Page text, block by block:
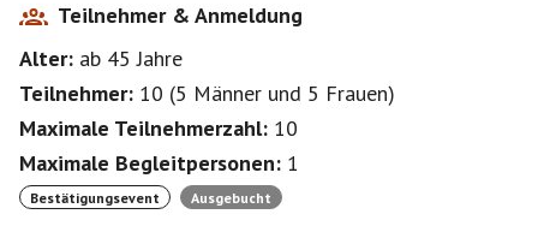
Teilnehmer & Anmeldung
Alter: ab 45Jahre
Teilnehmer: 10 (5 Männer und 5 Frauen)
Maximale Teilnehmerzahl: 10
Maximale Begleitpersonen: 1
Bestätigungsevent Ausgebucht